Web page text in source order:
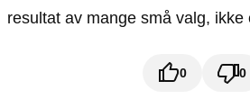
resultat av mange små valg,
0 0